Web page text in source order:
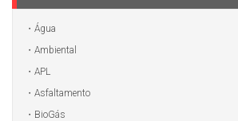
Água
Ambiental
APL
Asfaltamento
BioGás